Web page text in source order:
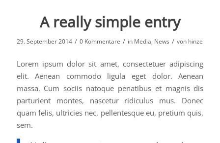
A really simple entry
29. September 2014 / 0 Kommentare / in Media, News / von hinze
Lorem ipsum dolor sit amet, consectetuer adipiscing
elit. Aenean commodo ligula eget dolor. Aenean
massa. Cum sociis natoque penatibus et magnis dis
parturient montes, nascetur ridiculus mus. Donec
quam felis, ultricies nec, pellentesque eu, pretium quis,
sem.